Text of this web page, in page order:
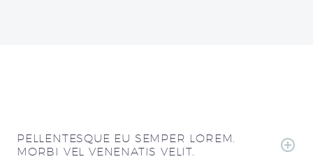
PELLENTESQUE EU SEMPER LOREM.
MORBI VEL VENENATIS VELIT.